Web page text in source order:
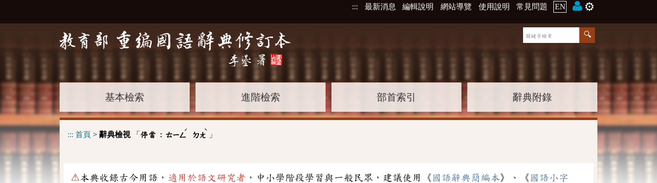
::: 最新消息 編輯說明 網站導覽 使用說明 常見問題 EN ⚙️
基本檢索 進階檢索 部首索引 辭典附錄
::: 首頁 > 辭典檢視「 停當 : ㄊㄧㄥ
ˊ
ㄉㄤ
ˋ
」
⚠本典收錄古今用語， 適用於語文研究者 ，中小學階段學習與一般民眾，建議使用《 國語辭典簡編本》、《 國語小字